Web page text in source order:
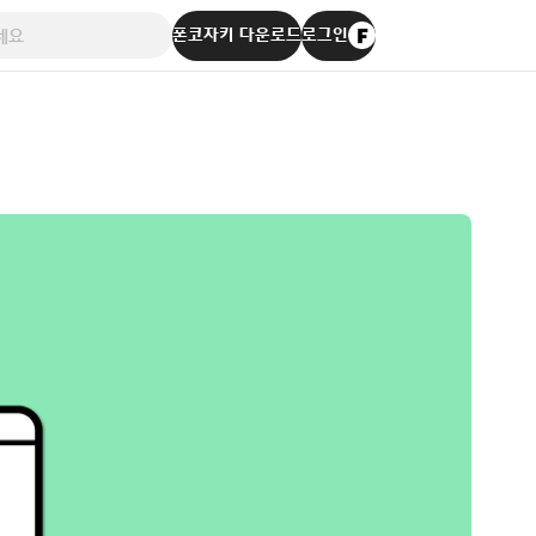
폰코자키 다운로드로그인